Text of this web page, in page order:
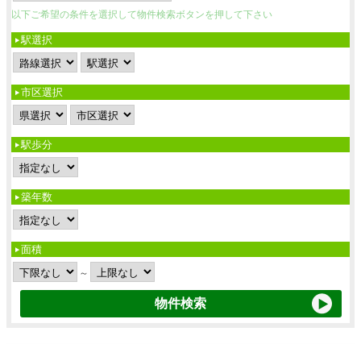
以下ご希望の条件を選択して物件検索ボタンを押して下さい
駅選択
市区選択
駅歩分
築年数
面積
～